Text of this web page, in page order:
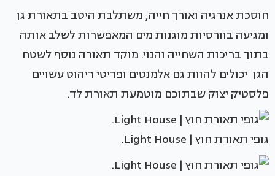
חוסכת אנרגיה ואורך חייה, משתלבת היטב בתאורת גן
ומגיעה בוורסיות מוגנות מים המאפשרות לשלב אותה
בתוך בריכות השחייה והנוי. מוקד תאורה נוסף לשטח
הגן יכולים להוות גם אלמנטים ופריטי ריהוט עשויים
פלסטיק יצוק שבתוכם מוטמעת תאורת לד.
גופי תאורת חוץ | Light House.